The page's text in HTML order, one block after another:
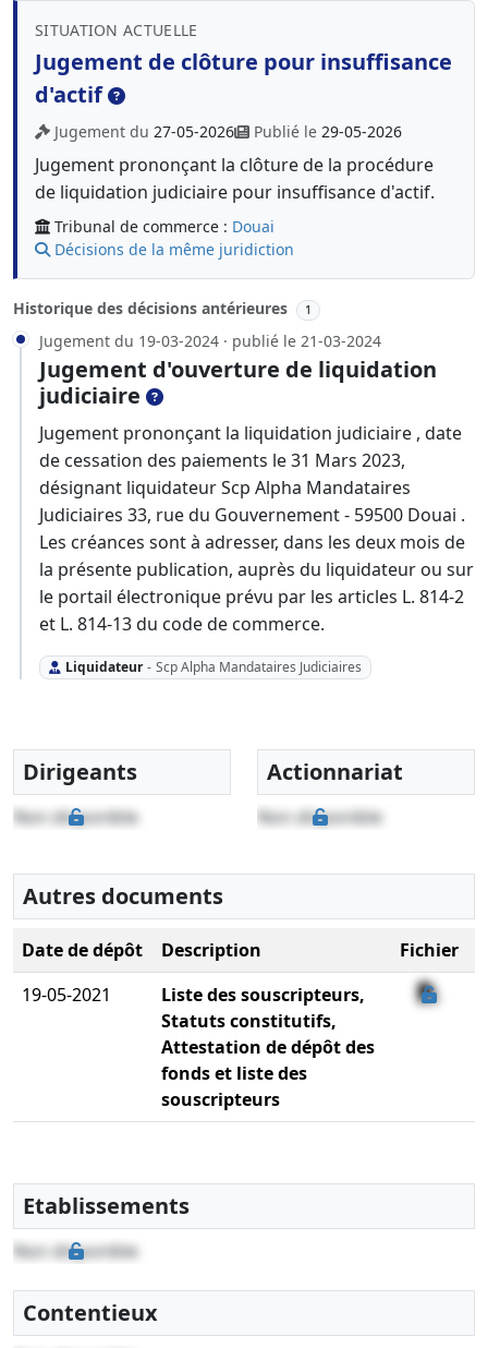
SITUATION ACTUELLE
Jugement de clôture pour insuffisance
d'actif
Jugement du 27-05-2026 Publié le 29-05-2026
Jugement prononçant la clôture de la procédure
de liquidation judiciaire pour insuffisance d'actif.
Tribunal de commerce : Douai
Décisions de la même juridiction
Historique des décisions antérieures 1
Jugement du 19-03-2024 · publié le 21-03-2024
Jugement d'ouverture de liquidation
judiciaire
Jugement prononçant la liquidation judiciaire , date
de cessation des paiements le 31 Mars 2023,
désignant liquidateur Scp Alpha Mandataires
Judiciaires 33, rue du Gouvernement - 59500 Douai .
Les créances sont à adresser, dans les deux mois de
la présente publication, auprès du liquidateur ou sur
le portail électronique prévu par les articles L. 814-2
et L. 814-13 du code de commerce.
Liquidateur - Scp Alpha Mandataires Judiciaires
Dirigeants
Non disponible
Actionnariat
Non disponible
Autres documents
Date de dépôt Description
Fichier
19-05-2021
Liste des souscripteurs,
Statuts constitutifs,
Attestation de dépôt des
fonds et liste des
souscripteurs
Etablissements
Non disponible
Contentieux